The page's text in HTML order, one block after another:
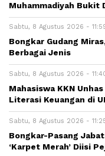
Muhammadiyah Bukit
Sabtu, 8 Agustus 2026 -
Bongkar Gudang
Berbagai Jenis
Sabtu, 8 Agustus 2026 -
Mahasiswa KKN
Literasi Keuangan di
Sabtu, 8 Agustus 2026 -
Bongkar-Pasang
‘Karpet Merah’ Diisi